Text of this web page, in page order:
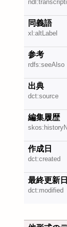
同義語
xl:altLabel
参考
rdfs:seeAlso
出典
dct:source
編集履歴
作成日
dct:created
最終更新日
dct:modified